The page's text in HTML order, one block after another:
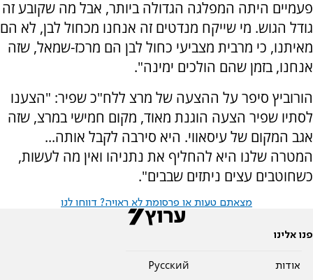
פעמיים היתה המפלגה הגדולה ביותר, אבל מה שקובע זה
גודל הגוש. מי שייקח מנדטים זה אנחנו מכחול לבן, לא הם
מאיתנו, כי מרבית מצביעי כחול לבן הם מרכז-שמאל, שזה
אנחנו, בזמן שהם הולכים ימינה".
הורוביץ סיפר על ההצעה של מרצ ללח"כ שפיר: "הצענו
לסתיו שפיר הצעה הוגנת מאוד, מקום חמישי במרצ, שזה
אגב המקום של עיסאווי. היא סירבה לקבל אותה...
המטרה שלנו היא להחליף את נתניהו ואין מה לעשות,
כשחוטבים עצים ניתזים שבבים".
מצאתם טעות או פרסומת לא ראויה? דווחו לנו
פנו אלינו
אודות
Pусский